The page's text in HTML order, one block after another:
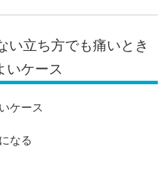
い立ち方でも痛いとき
いケース
ケース
なる